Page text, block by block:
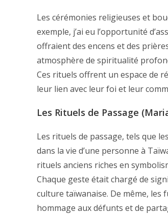
Les cérémonies religieuses et
exemple, j’ai eu l’opportunité
offraient des encens et des
atmosphère de spiritualité
Ces rituels offrent un espace de
leur lien avec leur foi et leur
Les Rituels de Passage
Les rituels de passage, tels que
dans la vie d’une personne à
rituels anciens riches en
Chaque geste était chargé de
culture taïwanaise. De même, les
hommage aux défunts et de